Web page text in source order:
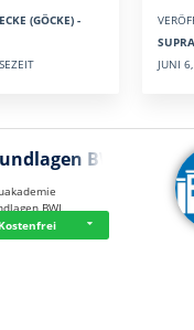
(GÖCKE) -
JUNI
BWL
BWL
Kostenfrei